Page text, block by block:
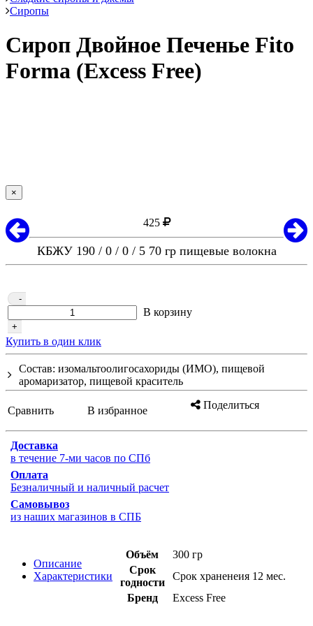
Сиропы
Сироп Двойное Печенье Fito
Forma (Excess Free)
×
425
КБЖУ 190 / 0 / 0 / 5 70 гр пищевые волокна
-
+
В корзину
Купить в один клик
Состав: изомальтоолигосахориды (ИМО), пищевой
аромаризатор, пищевой краситель
Сравнить В избранное Поделиться
Доставка
в течение 7-ми часов по СПб
Оплата
Безналичный и наличный расчет
Самовывоз
из наших магазинов в СПБ
Описание
Характеристики
Объём
300 гр
Срок
годности
Срок храненеия 12 мес.
Бренд
Excess Free